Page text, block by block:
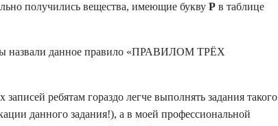
получились вещества, имеющие букву Р в таблице
назвали данное правило «ПРАВИЛОМ ТРЁХ
ребятам гораздо легче выполнять задания такого
данного задания!), а в моей профессиональной